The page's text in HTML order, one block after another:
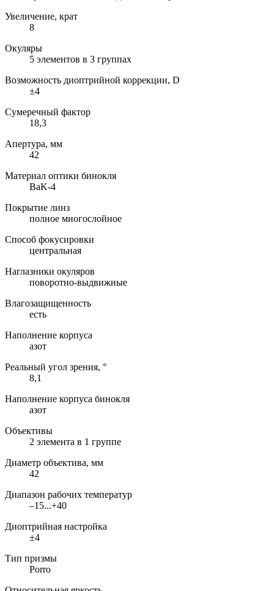
Увеличение, крат
8
Окуляры
5 элементов в 3 группах
Возможность диоптрийной коррекции, D
±4
Сумеречный фактор
18,3
Апертура, мм
42
Материал оптики бинокля
BaK-4
Покрытие линз
полное многослойное
Способ фокусировки
центральная
Наглазники окуляров
поворотно-выдвижные
Влагозащищенность
есть
Наполнение корпуса
азот
Реальный угол зрения, °
8,1
Наполнение корпуса бинокля
азот
Объективы
2 элемента в 1 группе
Диаметр объектива, мм
42
Диапазон рабочих температур
–15...+40
Диоптрийная настройка
±4
Тип призмы
Porro